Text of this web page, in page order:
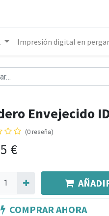
Impresión digital en
Envejecido
(0 reseña)
€
COMPRAR AHORA